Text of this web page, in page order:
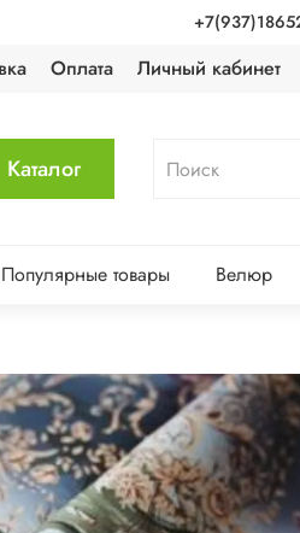
Оплата Личный кабинет
Каталог
Популярные товары Велюр